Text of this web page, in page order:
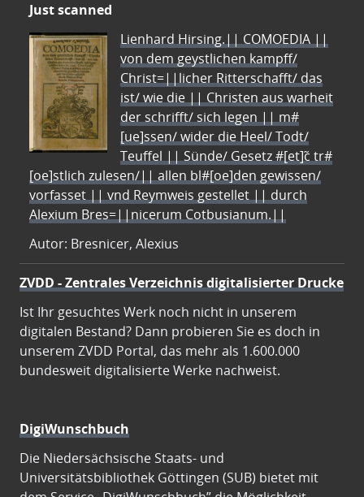
Just scanned
Lienhard Hirsing.|| COMOEDIA ||
von dem geystlichen kampff/
Christ=||licher Ritterschafft/ das
ist/ wie die || Christen aus warheit
der schrifft/ sich legen || m#
[ue]ssen/ wider die Heel/ Todt/
Teuffel || Sünde/ Gesetz #[et]c̃ tr#
[oe]stlich zulesen/|| allen bl#[oe]den gewissen/
vorfasset || vnd Reymweis gestellet || durch
Alexium Bres=||nicerum Cotbusianum.||
Autor: Bresnicer, Alexius
ZVDD - Zentrales Verzeichnis digitalisierter Drucke
Ist Ihr gesuchtes Werk noch nicht in unserem
digitalen Bestand? Dann probieren Sie es doch in
unserem ZVDD Portal, das mehr als 1.600.000
bundesweit digitalisierte Werke nachweist.
DigiWunschbuch
Die Niedersächsische Staats- und
Universitätsbibliothek Göttingen (SUB) bietet mit